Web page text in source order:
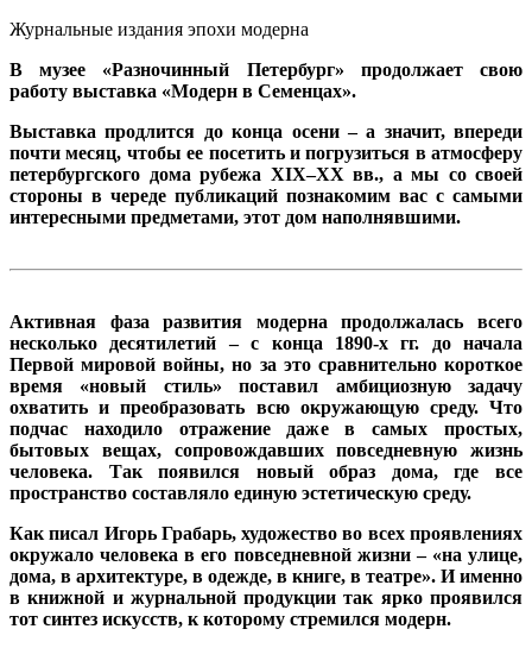
Журнальные издания эпохи модерна
В музее «Разночинный Петербург» продолжает свою
работу выставка «Модерн в Семенцах».
Выставка продлится до конца осени – а значит, впереди
почти месяц, чтобы ее посетить и погрузиться в атмосферу
петербургского дома рубежа XIX–XX вв., а мы со своей
стороны в череде публикаций познакомим вас с самыми
интересными предметами, этот дом наполнявшими.
Активная фаза развития модерна продолжалась всего
несколько десятилетий – с конца 1890-х гг. до начала
Первой мировой войны, но за это сравнительно короткое
время «новый стиль» поставил амбициозную задачу
охватить и преобразовать всю окружающую среду. Что
подчас находило отражение даже в самых простых,
бытовых вещах, сопровождавших повседневную жизнь
человека. Так появился новый образ дома, где все
пространство составляло единую эстетическую среду.
Как писал Игорь Грабарь, художество во всех проявлениях
окружало человека в его повседневной жизни – «на улице,
дома, в архитектуре, в одежде, в книге, в театре». И именно
в книжной и журнальной продукции так ярко проявился
тот синтез искусств, к которому стремился модерн.